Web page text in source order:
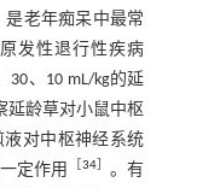
是老年痴呆中最常
发性退行性疾病
、10 mL/kg的延
延龄草对小鼠中枢
对中枢神经系统
定作用
34］ 。有